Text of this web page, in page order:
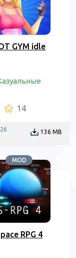
GYM idle
14
136 MB
MOD
RPG 4